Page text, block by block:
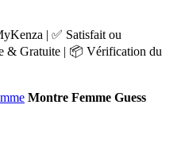
| ✅ Satisfait ou
& Gratuite | 📦 Vérification du
Montre Femme Guess